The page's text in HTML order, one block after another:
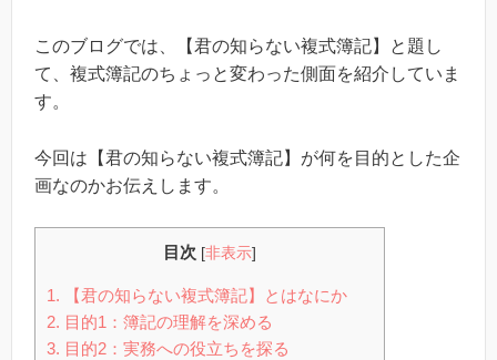
このブログでは、【君の知らない複式簿記】と題し
て、複式簿記のちょっと変わった側面を紹介していま
す。
今回は【君の知らない複式簿記】が何を目的とした企
画なのかお伝えします。
目次 [非表示]
1. 【君の知らない複式簿記】とはなにか
2. 目的1：簿記の理解を深める
3. 目的2：実務への役立ちを探る